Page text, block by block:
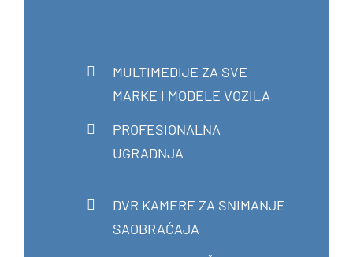
MULTIMEDIJE ZA SVE
MARKE I MODELE VOZILA
PROFESIONALNA
UGRADNJA
DVR KAMERE ZA SNIMANJE
SAOBRAĆAJA